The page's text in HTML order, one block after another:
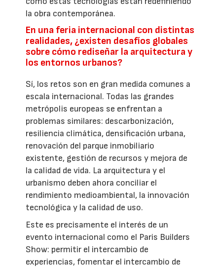
la obra contemporánea.
En una feria internacional con distintas
realidades, ¿existen desafíos globales
sobre cómo rediseñar la arquitectura y
los entornos urbanos?
Sí, los retos son en gran medida comunes a
escala internacional. Todas las grandes
metrópolis europeas se enfrentan a
problemas similares: descarbonización,
resiliencia climática, densificación urbana,
renovación del parque inmobiliario
existente, gestión de recursos y mejora de
la calidad de vida. La arquitectura y el
urbanismo deben ahora conciliar el
rendimiento medioambiental, la innovación
tecnológica y la calidad de uso.
Este es precisamente el interés de un
evento internacional como el Paris Builders
Show: permitir el intercambio de
experiencias, fomentar el intercambio de